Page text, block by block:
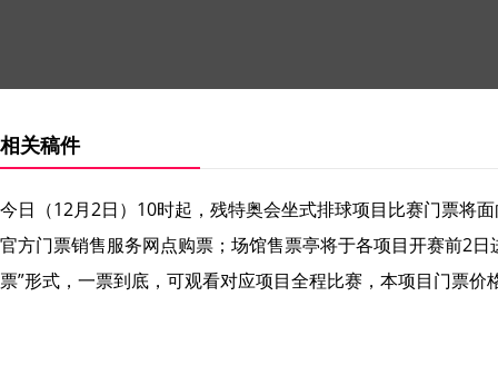
相关稿件
今日（12月2日）10时起，残特奥会坐式排球项目比赛门票将
官方门票销售服务网点购票；场馆售票亭将于各项目开赛前2
票”形式，一票到底，可观看对应项目全程比赛，本项目门票